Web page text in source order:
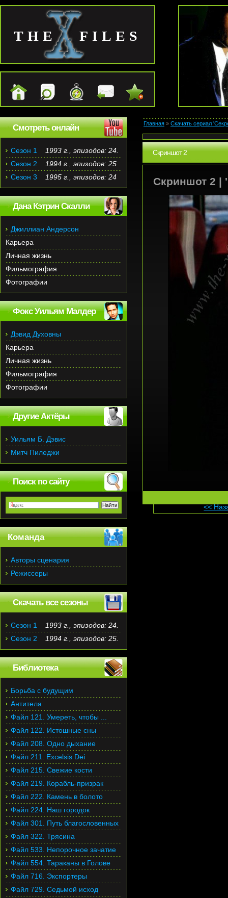
THE FILES
Главная » Скачать сериал
Скриншот 2
Скриншот 2 |
<<
Смотреть онлайн
Сезон 1
1993 г., эпизодов: 24.
Сезон 2
1994 г., эпизодов: 25
Сезон 3
1995 г., эпизодов: 24
Дана Кэтрин Скалли
Джиллиан Андерсон
Карьера
Личная жизнь
Фильмография
Фотографии
Фокс Уильям Малдер
Дэвид Духовны
Карьера
Личная жизнь
Фильмография
Фотографии
Другие Актёры
Уильям Б. Дэвис
Митч Пиледжи
Поиск по сайту
Команда
Авторы сценария
Режиссеры
Скачать все сезоны
Сезон 1
1993 г., эпизодов: 24.
Сезон 2
1994 г., эпизодов: 25.
Библиотека
Борьба с будущим
Антитела
Файл 121. Умереть, чтобы ...
Файл 122. Истошные сны
Файл 208. Одно дыхание
Файл 211. Excelsis Dei
Файл 215. Свежие кости
Файл 219. Корабль-призрак
Файл 222. Камень в болото
Файл 224. Наш городок
Файл 301. Путь благословенных
Файл 322. Трясина
Файл 533. Непорочное зачатие
Файл 554. Тараканы в Голове
Файл 716. Экспортеры
Файл 729. Седьмой исход